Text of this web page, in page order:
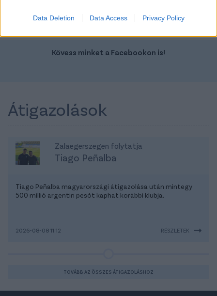
Data Deletion Data Access Privacy Policy
TOVÁBBI AJÁNLATOK
Kövess minket a Facebookon is!
Átigazolások
Zalaegerszegen folytatja
Tiago Peñalba
Tiago Peñalba magyarországi átigazolása után mintegy
500 millió argentin pesót kaphat korábbi klubja.
2026-08-08 11:12 RÉSZLETEK
TOVÁBB AZ ÖSSZES ÁTIGAZOLÁSHOZ